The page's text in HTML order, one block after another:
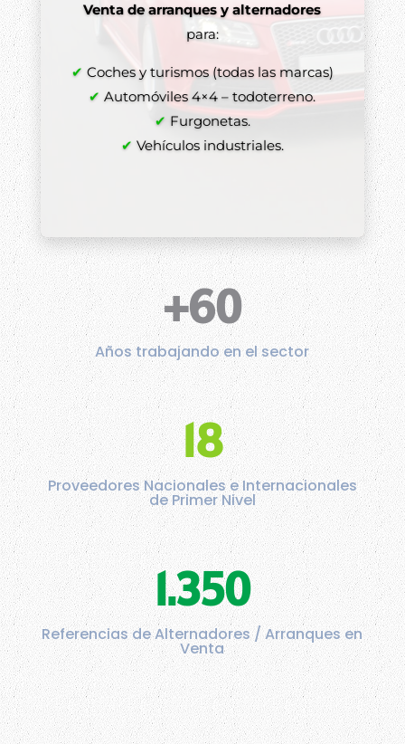
Venta de arranques y alternadores
para:
✔ Coches y turismos (todas las marcas)
✔ Automóviles 4×4 – todoterreno.
✔ Furgonetas.
✔ Vehículos industriales.
+60
Años trabajando en el sector
18
Proveedores Nacionales e Internacionales
de Primer Nivel
1.350
Referencias de Alternadores / Arranques en
Venta